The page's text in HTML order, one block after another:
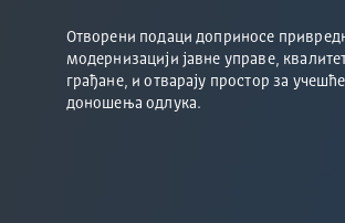
Отворени подаци доприносе
модернизацији јавне управе,
грађане, и отварају простор за
доношења одлука.